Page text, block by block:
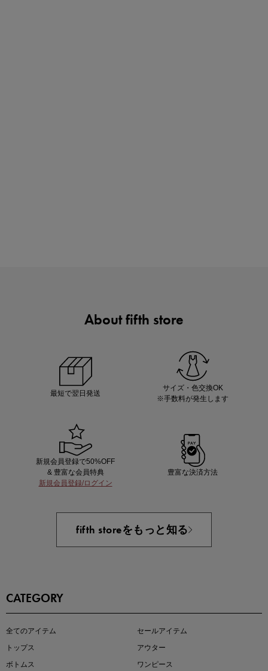
買えば買うほどお得! 最大半額クーポン
About fifth store
最短で翌日発送
サイズ・色交換OK
※手数料が発生します
新規会員登録で50%OFF
& 豊富な会員特典
新規会員登録/ログイン
豊富な決済方法
fifth storeをもっと知る
CATEGORY
全てのアイテム
セールアイテム
トップス
アウター
ボトムス
ワンピース